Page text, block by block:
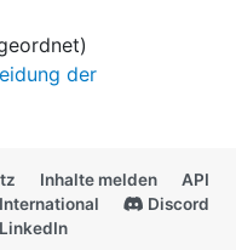
(
§ 574 Abs. 1 Satz 1
auch sonst zulässig (
Erfolg und führt zur
die Frage beschränkt, ob
an den Gläubiger
Steuern mitgeteilten
der
Inhalte melden
API
International
Discord
LinkedIn